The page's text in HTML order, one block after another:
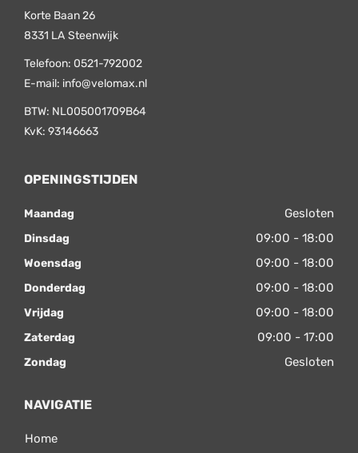
Korte Baan 26
8331 LA Steenwijk
Telefoon: 0521-792002
E-mail: info@velomax.nl
BTW: NL005001709B64
KvK: 93146663
OPENINGSTIJDEN
Maandag Gesloten
Dinsdag 09:00 - 18:00
Woensdag 09:00 - 18:00
Donderdag 09:00 - 18:00
Vrijdag 09:00 - 18:00
Zaterdag 09:00 - 17:00
Zondag Gesloten
NAVIGATIE
Home